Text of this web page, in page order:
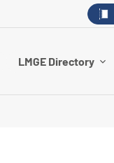
LMGE Directory